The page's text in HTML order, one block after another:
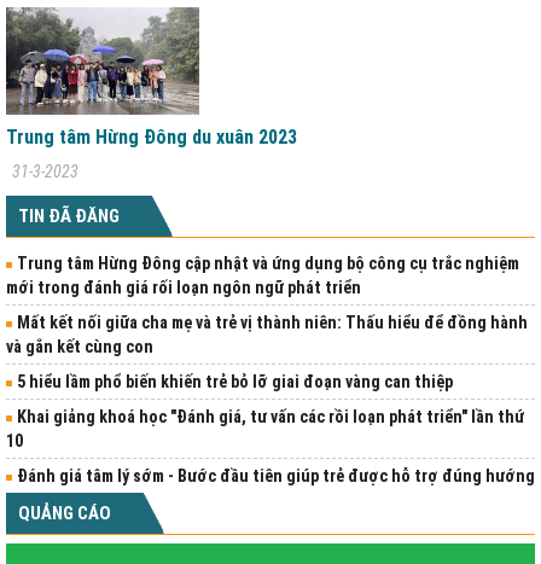
Trung tâm Hừng Đông du xuân 2023
31-3-2023
TIN ĐÃ ĐĂNG
Trung tâm Hừng Đông cập nhật và ứng dụng bộ công cụ trắc nghiệm
mới trong đánh giá rối loạn ngôn ngữ phát triển
Mất kết nối giữa cha mẹ và trẻ vị thành niên: Thấu hiểu để đồng hành
và gắn kết cùng con
5 hiểu lầm phổ biến khiến trẻ bỏ lỡ giai đoạn vàng can thiệp
Khai giảng khoá học "Đánh giá, tư vấn các rồi loạn phát triển" lần thứ
10
Đánh giá tâm lý sớm - Bước đầu tiên giúp trẻ được hỗ trợ đúng hướng
QUẢNG CÁO